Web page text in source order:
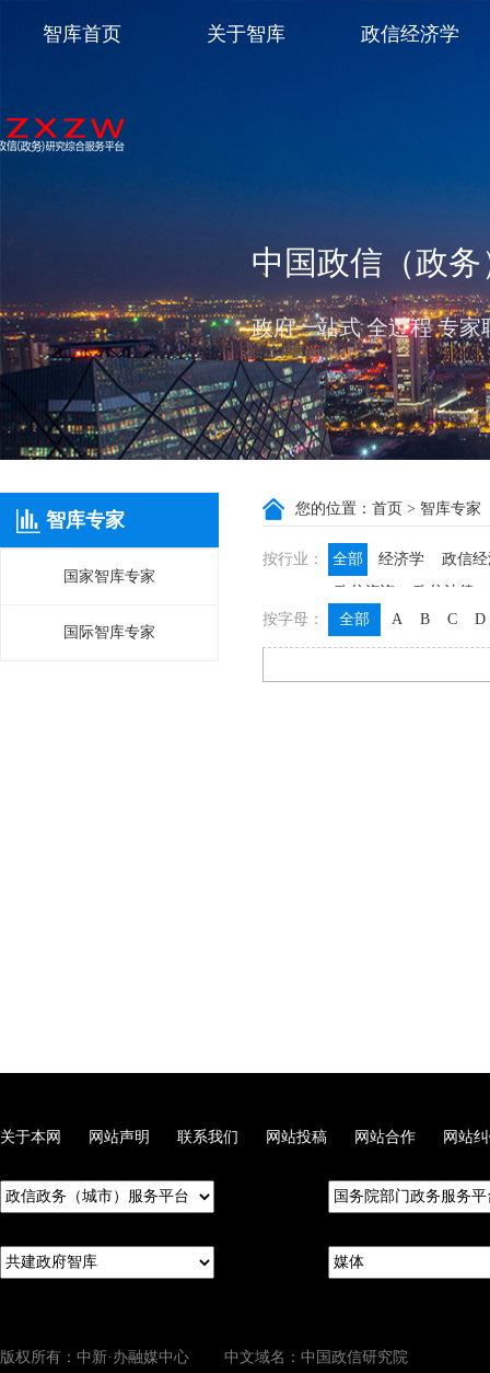
中国政信（政
政府一站式 全过程 专
智库首页 关于智库 政信经济学
智库专家
国家智库专家
国际智库专家
您的位置： 首页 > 智库专家
按行业： 全部 经济学
政信
政信咨询
政信法律
按字母：
全部 A B C D
关于本网 网站声明 联系我们 网站投稿 网站合作 网站
版权所有：中新·办融媒中心 中文域名：中国政信研究院